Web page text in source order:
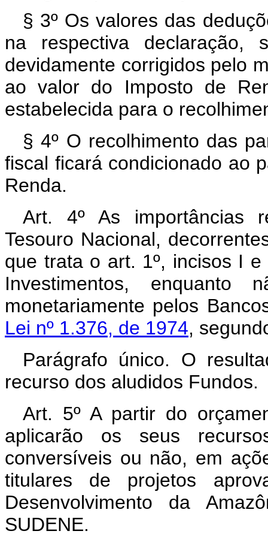
§ 3º Os valores das
na respectiva declaração,
devidamente corrigidos pelo
ao valor do Imposto de
estabelecida para o
§ 4º O recolhimento das
fiscal ficará condicionado ao
Renda.
Art. 4º As importâncias
Tesouro Nacional,
que trata o art. 1º, incisos I
Investimentos, enquanto
monetariamente pelos
Lei nº 1.376, de 1974,
Parágrafo único. O
recurso dos aludidos Fundos.
Art. 5º A partir do
aplicarão os seus
conversíveis ou não, em
titulares de projetos
Desenvolvimento da
SUDENE.